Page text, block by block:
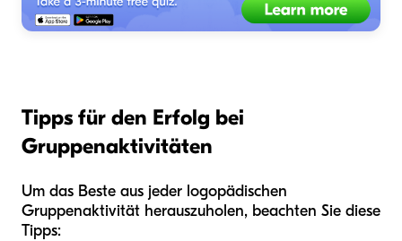
Tipps für den Erfolg bei
Gruppenaktivitäten
Um das Beste aus jeder logopädischen
Gruppenaktivität herauszuholen, beachten Sie diese
Tipps: